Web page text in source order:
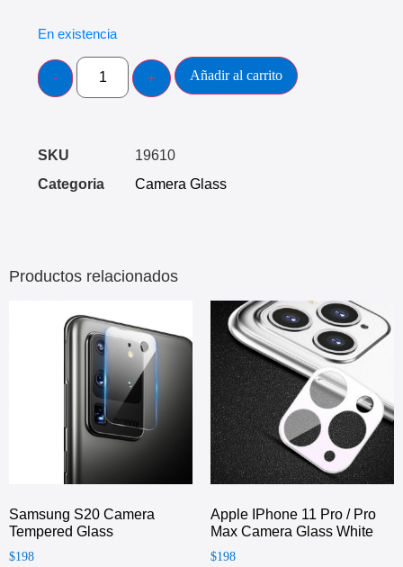
En existencia
Añadir al carrito
SKU
19610
Categoria
Camera Glass
Productos relacionados
Samsung S20 Camera
Tempered Glass
$198
Apple IPhone 11 Pro / Pro
Max Camera Glass White
$198